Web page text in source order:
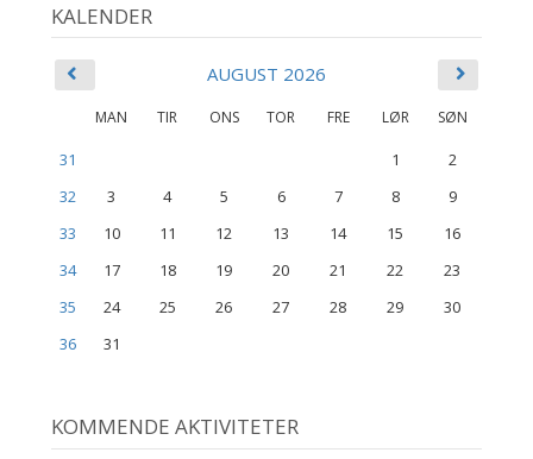
KALENDER
AUGUST 2026
MAN TIR ONS TOR FRE LØR SØN
31 1
2
32
3 4 5 6 7 8
9
33
10 11 12 13 14 15
16
34
17 18 19 20 21 22
23
35
24 25 26 27 28 29
30
36
31
KOMMENDE AKTIVITETER